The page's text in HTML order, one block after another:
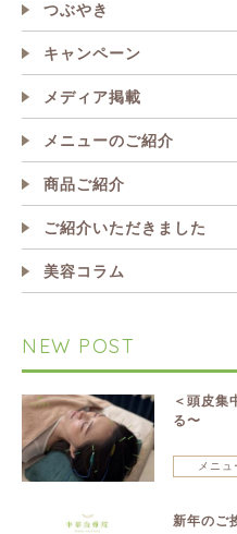
つぶやき
キャンペーン
メディア掲載
メニューのご紹介
商品ご紹介
ご紹介いただきました
美容コラム
NEW POST
＜頭皮集
る〜
メニュ
新年のご